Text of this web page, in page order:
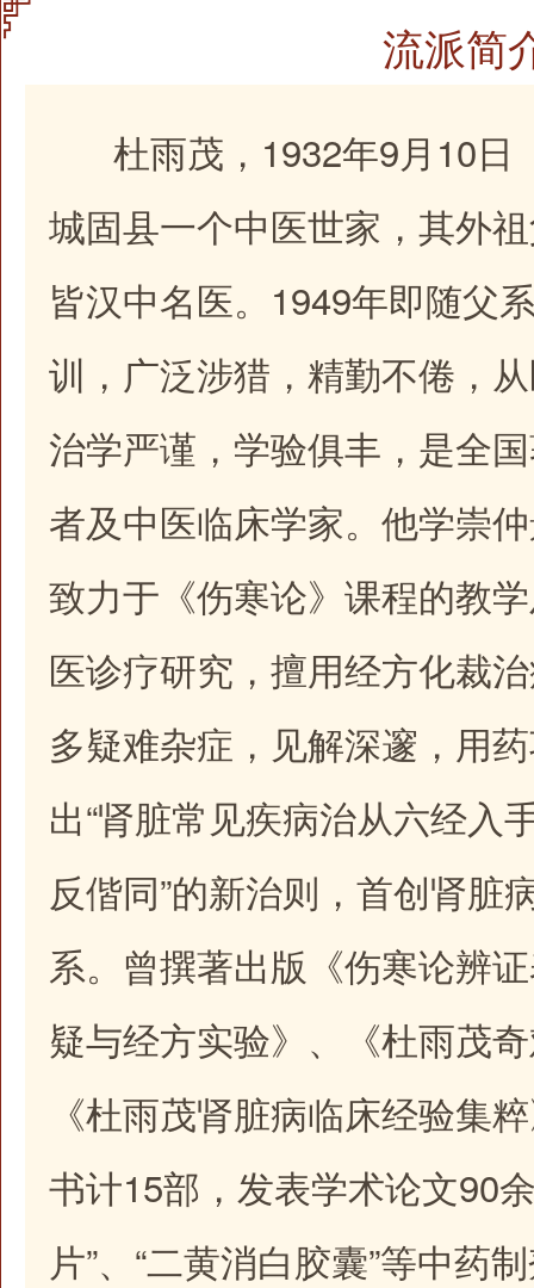
流派简
杜雨茂，1932年9月10日
城固县一个中医世家，其外
皆汉中名医。1949年即随父
训，广泛涉猎，精勤不倦，
治学严谨，学验俱丰，是全
者及中医临床学家。他学崇
致力于《伤寒论》课程的教
医诊疗研究，擅用经方化裁
多疑难杂症，见解深邃，用
出“肾脏常见疾病治从六经入
反偕同”的新治则，首创肾脏
系。曾撰著出版《伤寒论辨
疑与经方实验》、《杜雨茂
《杜雨茂肾脏病临床经验集
书计15部，发表学术论文90
片”、“二黄消白胶囊”等中药